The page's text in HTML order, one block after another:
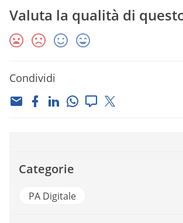
Valuta la qualità di
Condividi
Categorie
PA Digitale